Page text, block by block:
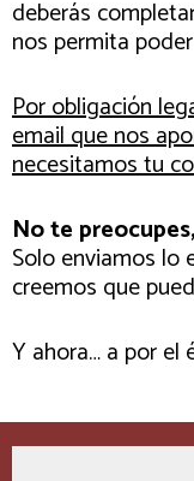
deberás
nos permita
Por obligación
email que nos
necesitamos tu
No te
Solo enviamos lo
creemos que
Y ahora… a por el